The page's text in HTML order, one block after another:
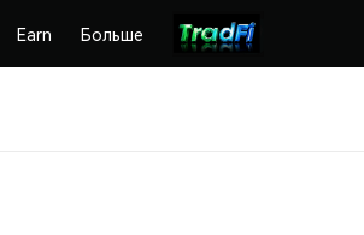
Earn Больше